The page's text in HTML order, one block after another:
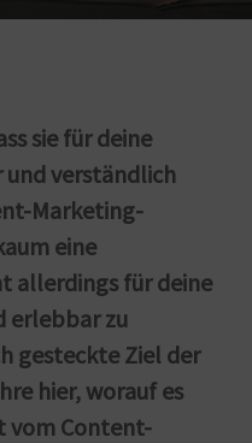
sie für deine
verständlich
Marketing-
eine
allerdings für deine
erlebbar zu
gesteckte Ziel der
hier, worauf es
vom Content-